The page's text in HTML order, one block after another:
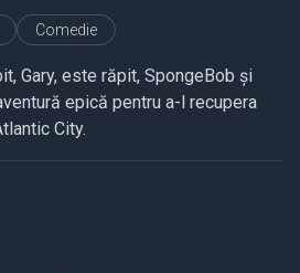
Comedie
Gary, este răpit, SpongeBob și
epică pentru a-l recupera
City.